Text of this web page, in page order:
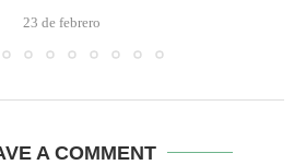
23 de febrero
A COMMENT